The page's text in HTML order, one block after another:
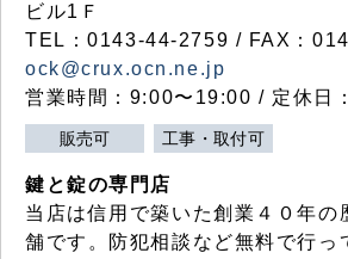
ビル1Ｆ
TEL：0143-44-2759 / FAX：
ock@crux.ocn.ne.jp
営業時間：9:00〜19:00 / 定休日
販売可 工事・取付可
鍵と錠の専門店
当店は信用で築いた創業４０年の
舗です。防犯相談など無料で行っ